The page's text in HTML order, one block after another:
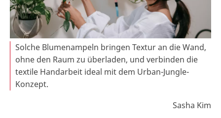
Solche Blumenampeln bringen Textur an die Wand,
ohne den Raum zu überladen, und verbinden die
textile Handarbeit ideal mit dem Urban-Jungle-
Konzept.
Sasha Kim